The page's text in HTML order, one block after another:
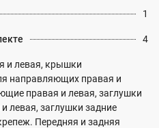
1
4
и левая, крышки
направляющих правая и
правая и левая, заглушки
левая, заглушки задние
Передняя и задняя